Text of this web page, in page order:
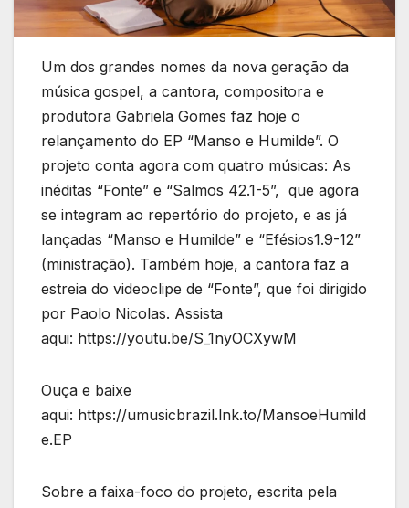
Um dos grandes nomes da nova geração da
música gospel, a cantora, compositora e
produtora Gabriela Gomes faz hoje o
relançamento do EP “Manso e Humilde”. O
projeto conta agora com quatro músicas: As
inéditas “Fonte” e “Salmos 42.1-5”, que agora
se integram ao repertório do projeto, e as já
lançadas “Manso e Humilde” e “Efésios1.9-12”
(ministração). Também hoje, a cantora faz a
estreia do videoclipe de “Fonte”, que foi dirigido
por Paolo Nicolas. Assista
aqui: https://youtu.be/S_1nyOCXywM
Ouça e baixe
aqui: https://umusicbrazil.lnk.to/MansoeHumild
e.EP
Sobre a faixa-foco do projeto, escrita pela